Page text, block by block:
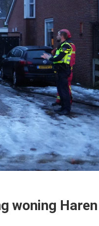
woning Haren